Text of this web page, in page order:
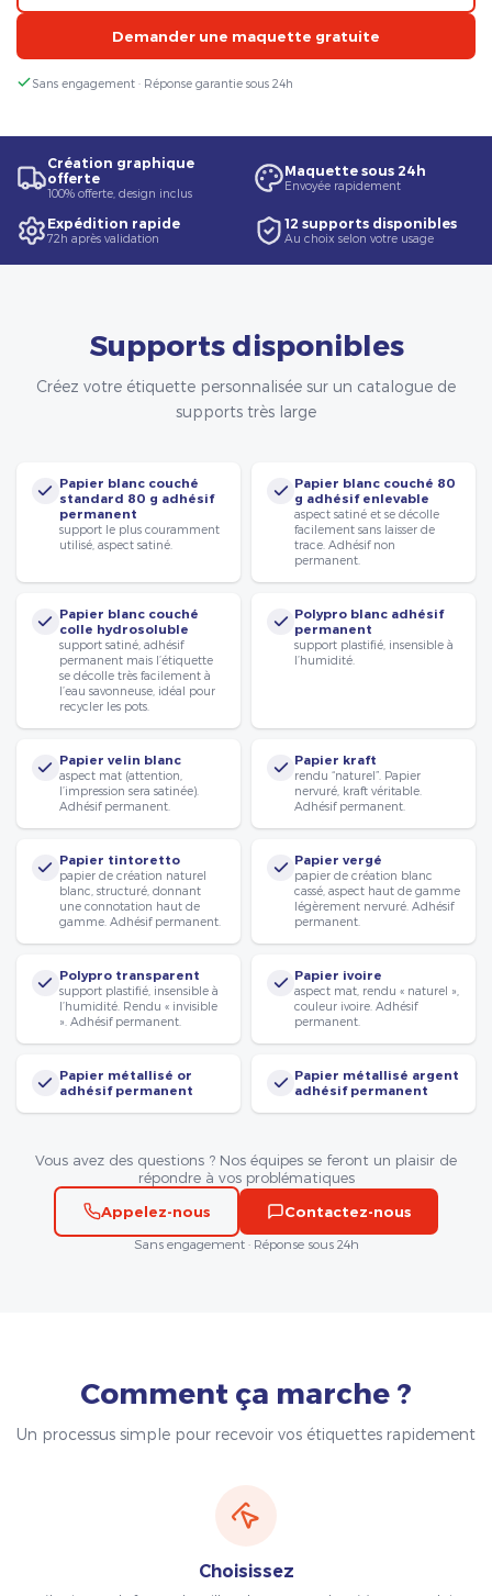
Demander une maquette gratuite
Sans engagement · Réponse garantie sous 24h
Création graphique
offerte
100% offerte, design inclus
Maquette sous 24h
Envoyée rapidement
Expédition rapide
72h après validation
12 supports disponibles
Au choix selon votre usage
Supports disponibles
Créez votre étiquette personnalisée sur un catalogue de
supports très large
Papier blanc couché
standard 80 g adhésif
permanent
support le plus couramment
utilisé, aspect satiné.
Papier blanc couché 80
g adhésif enlevable
aspect satiné et se décolle
facilement sans laisser de
trace. Adhésif non
permanent.
Papier blanc couché
colle hydrosoluble
support satiné, adhésif
permanent mais l’étiquette
se décolle très facilement à
l’eau savonneuse, idéal pour
recycler les pots.
Polypro blanc adhésif
permanent
support plastifié, insensible à
l’humidité.
Papier velin blanc
aspect mat (attention,
l’impression sera satinée).
Adhésif permanent.
Papier kraft
rendu “naturel”. Papier
nervuré, kraft véritable.
Adhésif permanent.
Papier tintoretto
papier de création naturel
blanc, structuré, donnant
une connotation haut de
gamme. Adhésif permanent.
Papier vergé
papier de création blanc
cassé, aspect haut de gamme
légèrement nervuré. Adhésif
permanent.
Polypro transparent
support plastifié, insensible à
l’humidité. Rendu « invisible
». Adhésif permanent.
Papier ivoire
aspect mat, rendu « naturel »,
couleur ivoire. Adhésif
permanent.
Papier métallisé or
adhésif permanent
Papier métallisé argent
adhésif permanent
Vous avez des questions ? Nos équipes se feront un plaisir de
répondre à vos problématiques
Appelez-nous
Contactez-nous
Sans engagement · Réponse sous 24h
Comment ça marche ?
Un processus simple pour recevoir vos étiquettes rapidement
Choisissez